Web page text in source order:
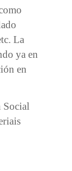
La
ya en
en